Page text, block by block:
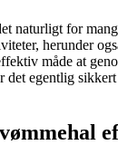
naturligt for
herunder
måde at
det egentlig